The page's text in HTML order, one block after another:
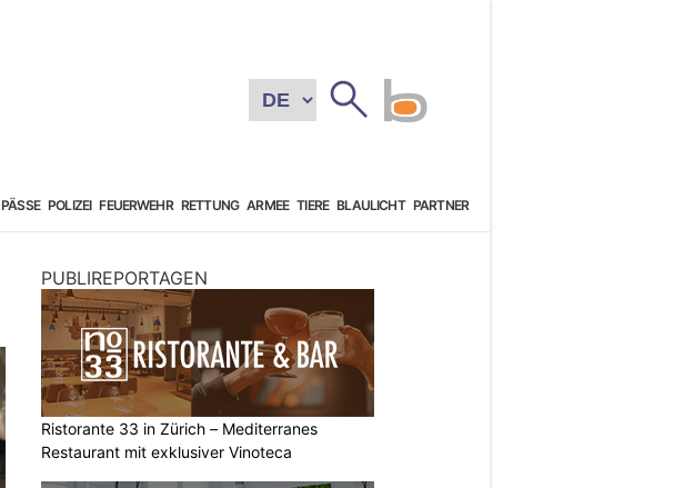
PÄSSE POLIZEI FEUERWEHR RETTUNG ARMEE TIERE BLAULICHT PARTNER
PUBLIREPORTAGEN
Ristorante 33 in Zürich – Mediterranes
Restaurant mit exklusiver Vinoteca